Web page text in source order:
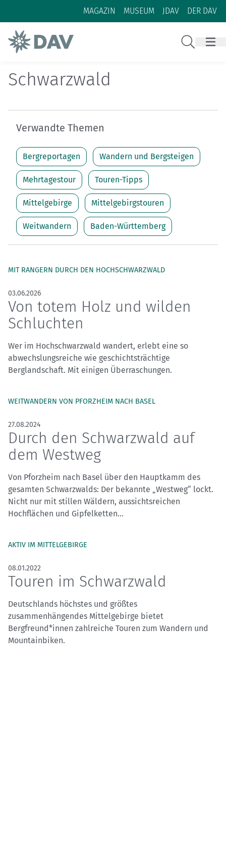
Zum Inhalt
Zur Footer-Navigation
MAGAZIN MUSEUM JDAV DER DAV
Schwarzwald
Verwandte Themen
Bergreportagen Wandern und Bergsteigen
Mehrtagestour Touren-Tipps
Mittelgebirge Mittelgebirgstouren
Weitwandern Baden-Württemberg
MIT RANGERN DURCH DEN HOCHSCHWARZWALD
03.06.2026
Von totem Holz und wilden
Schluchten
Wer im Hochschwarzwald wandert, erlebt eine so
abwechslungsreiche wie geschichtsträchtige
Berglandschaft. Mit einigen Überraschungen.
WEITWANDERN VON PFORZHEIM NACH BASEL
27.08.2024
Durch den Schwarzwald auf
dem Westweg
Von Pforzheim nach Basel über den Hauptkamm des
gesamten Schwarzwalds: Der bekannte „Westweg“ lockt.
Nicht nur mit stillen Wäldern, aussichtsreichen
Hochflächen und Gipfelketten...
AKTIV IM MITTELGEBIRGE
08.01.2022
Touren im Schwarzwald
Deutschlands höchstes und größtes
zusammenhängendes Mittelgebirge bietet
Bergfreund*innen zahlreiche Touren zum Wandern und
Mountainbiken.